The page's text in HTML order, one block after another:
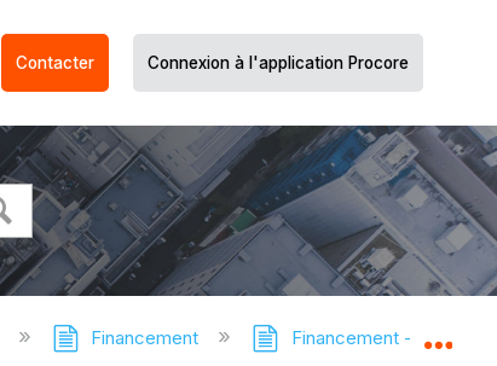
Contacter Connexion à l'application Procore
Financement Financement - Tutoriels